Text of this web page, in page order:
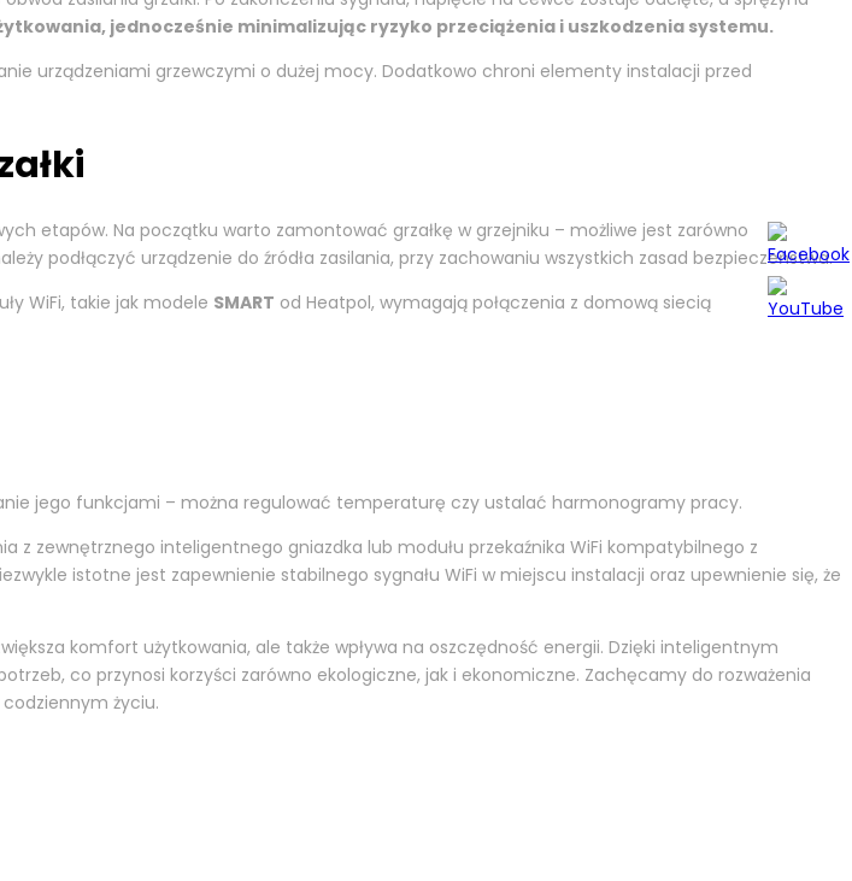
jednocześnie minimalizując ryzyko przeciążenia i uszkodzenia systemu.
urządzeniami grzewczymi o dużej mocy. Dodatkowo chroni elementy instalacji przed
etapów. Na początku warto zamontować grzałkę w grzejniku – możliwe jest zarówno
podłączyć urządzenie do źródła zasilania, przy zachowaniu wszystkich zasad bezpieczeństwa.
WiFi, takie jak modele SMART od Heatpol, wymagają połączenia z domową siecią
jego funkcjami – można regulować temperaturę czy ustalać harmonogramy pracy.
z zewnętrznego inteligentnego gniazdka lub modułu przekaźnika WiFi kompatybilnego z
istotne jest zapewnienie stabilnego sygnału WiFi w miejscu instalacji oraz upewnienie się, że
komfort użytkowania, ale także wpływa na oszczędność energii. Dzięki inteligentnym
co przynosi korzyści zarówno ekologiczne, jak i ekonomiczne. Zachęcamy do rozważenia
życiu.